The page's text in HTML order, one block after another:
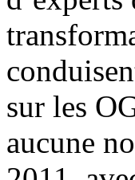
sur les
aucune